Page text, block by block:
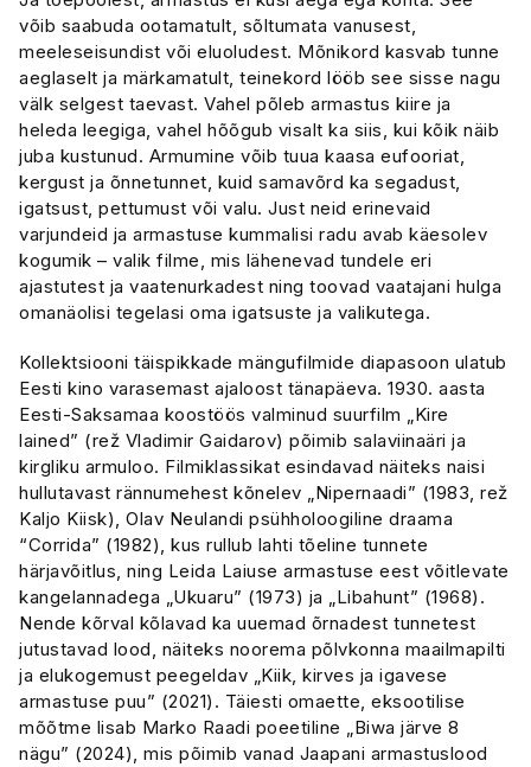
võib saabuda ootamatult, sõltumata vanusest,
meeleseisundist või eluoludest. Mõnikord kasvab tunne
aeglaselt ja märkamatult, teinekord lööb see sisse nagu
välk selgest taevast. Vahel põleb armastus kiire ja
heleda leegiga, vahel hõõgub visalt ka siis, kui kõik näib
juba kustunud. Armumine võib tuua kaasa eufooriat,
kergust ja õnnetunnet, kuid samavõrd ka segadust,
igatsust, pettumust või valu. Just neid erinevaid
varjundeid ja armastuse kummalisi radu avab käesolev
kogumik – valik filme, mis lähenevad tundele eri
ajastutest ja vaatenurkadest ning toovad vaatajani hulga
omanäolisi tegelasi oma igatsuste ja valikutega.
Kollektsiooni täispikkade mängufilmide diapasoon ulatub
Eesti kino varasemast ajaloost tänapäeva. 1930. aasta
Eesti-Saksamaa koostöös valminud suurfilm „Kire
lained” (rež Vladimir Gaidarov) põimib salaviinaäri ja
kirgliku armuloo. Filmiklassikat esindavad näiteks naisi
hullutavast rännumehest kõnelev „Nipernaadi” (1983, rež
Kaljo Kiisk), Olav Neulandi psühholoogiline draama
“Corrida” (1982), kus rullub lahti tõeline tunnete
härjavõitlus, ning Leida Laiuse armastuse eest võitlevate
kangelannadega „Ukuaru” (1973) ja „Libahunt” (1968).
Nende kõrval kõlavad ka uuemad õrnadest tunnetest
jutustavad lood, näiteks noorema põlvkonna maailmapilti
ja elukogemust peegeldav „Kiik, kirves ja igavese
armastuse puu” (2021). Täiesti omaette, eksootilise
mõõtme lisab Marko Raadi poeetiline „Biwa järve 8
nägu” (2024), mis põimib vanad Jaapani armastuslood